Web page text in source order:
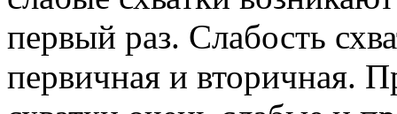
первый раз. Слабость
первичная и вторичная.